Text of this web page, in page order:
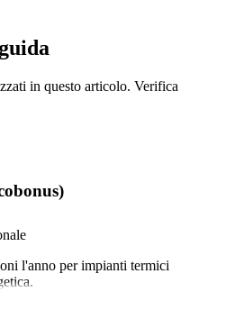
in questo articolo. Verifica
l'anno per impianti termici